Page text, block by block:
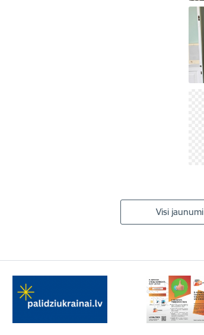
Visi jaunumi